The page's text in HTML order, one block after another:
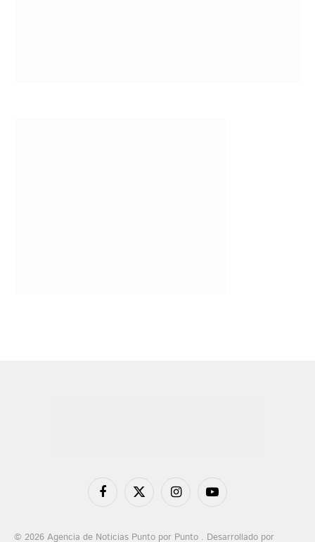
FacebookX
InstagramYouTube
© 2026 Agencia de Noticias Punto por Punto . Desarrollado por